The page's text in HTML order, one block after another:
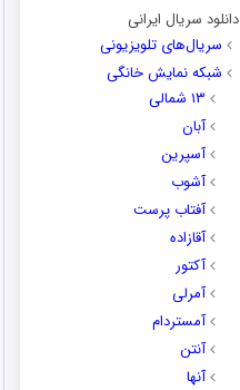
دانلود سریال ایرانی
سریال‌های تلویزیونی
شبکه نمایش خانگی
۱۳ شمالی
آبان
آسپرین
آشوب
آفتاب پرست
آقازاده
آکتور
آمرلی
آمستردام
آنتن
آنها